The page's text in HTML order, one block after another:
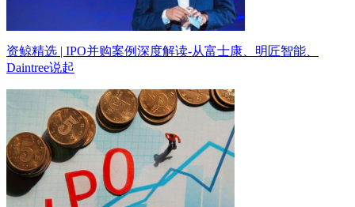
资鲸精选 | IPO并购案例深度解读-从富士康、明匠智能、
Daintree说起